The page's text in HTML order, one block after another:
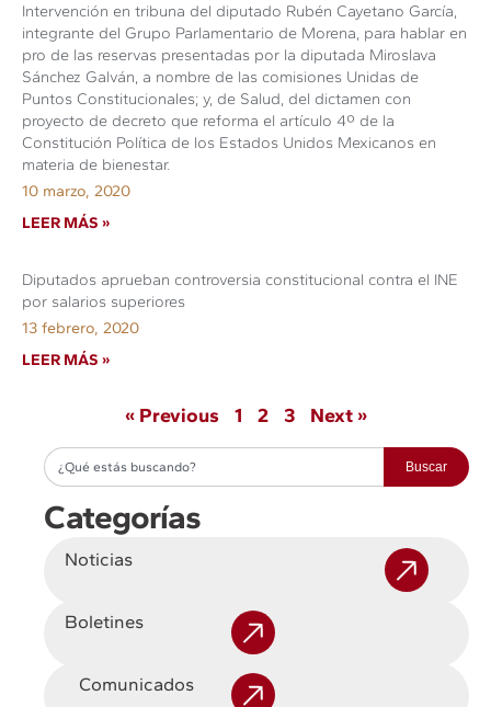
Intervención en tribuna del diputado Rubén Cayetano García,
integrante del Grupo Parlamentario de Morena, para hablar en
pro de las reservas presentadas por la diputada Miroslava
Sánchez Galván, a nombre de las comisiones Unidas de
Puntos Constitucionales; y, de Salud, del dictamen con
proyecto de decreto que reforma el artículo 4º de la
Constitución Política de los Estados Unidos Mexicanos en
materia de bienestar.
10 marzo, 2020
LEER MÁS »
Diputados aprueban controversia constitucional contra el INE
por salarios superiores
13 febrero, 2020
LEER MÁS »
« Previous 1 2 3 Next »
Buscar
Categorías
Noticias
Boletines
Comunicados